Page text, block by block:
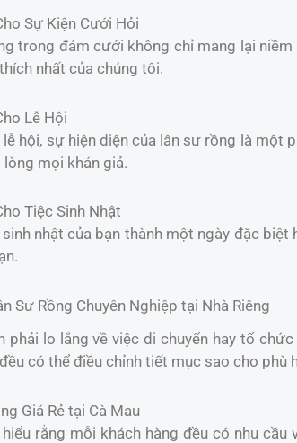
Sự Kiện Cưới Hỏi
trong đám cưới không chỉ mang lại
nhất của chúng tôi.
Lễ Hội
hội, sự hiện diện của lân sư rồng là một
lòng mọi khán giả.
Tiệc Sinh Nhật
sinh nhật của bạn thành một ngày đặc biệt
Sư Rồng Chuyên Nghiệp tại Nhà Riêng
phải lo lắng về việc di chuyển hay tổ
có thể điều chỉnh tiết mục sao cho phù
Giá Rẻ tại Cà Mau
rằng mỗi khách hàng đều có nhu